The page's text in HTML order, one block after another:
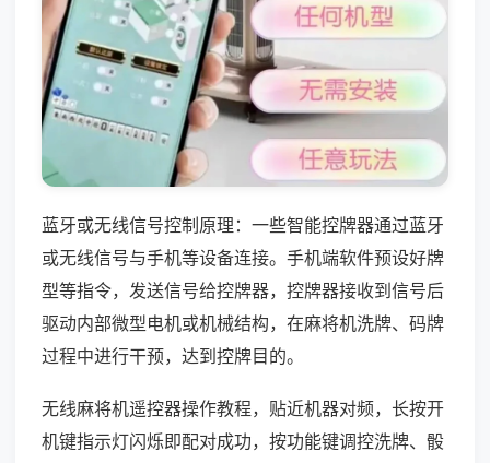
蓝牙或无线信号控制原理：一些智能控牌器通过蓝牙
或无线信号与手机等设备连接。手机端软件预设好牌
型等指令，发送信号给控牌器，控牌器接收到信号后
驱动内部微型电机或机械结构，在麻将机洗牌、码牌
过程中进行干预，达到控牌目的。
无线麻将机遥控器操作教程，贴近机器对频，长按开
机键指示灯闪烁即配对成功，按功能键调控洗牌、骰